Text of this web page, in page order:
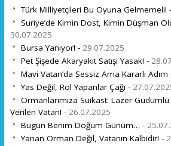
Türk Milliyetçileri Bu Oyuna Gelmemeli! -
Suriye’de Kimin Dost, Kimin Düşman
30.07.2025
Bursa Yanıyor! - 29.07.2025
Pet Şişede Akaryakıt Satışı Yasak! -
Mavi Vatan’da Sessiz Ama Kararlı Adım
Yas Değil, Rol Yapanlar Çağı -
Ormanlarımıza Suikast: Lazer
Verilen Vatan! - 26.07.2025
Bugün Benim Doğum Günüm… -
Yanan Orman Değil, Vatanın Kalbidir! -